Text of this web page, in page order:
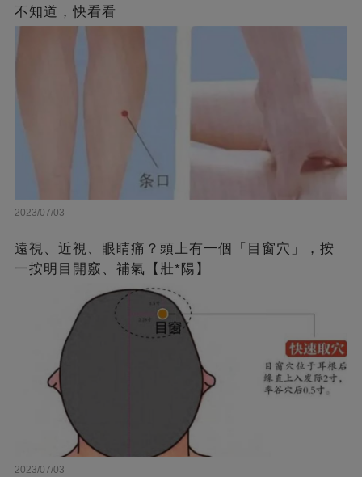
不知道，快看看
2023/07/03
遠視、近視、眼睛痛？頭上有一個「目窗穴」，按
一按明目開竅、補氣【壯*陽】
2023/07/03